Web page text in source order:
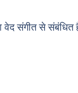
वेद संगीत से संबंधित